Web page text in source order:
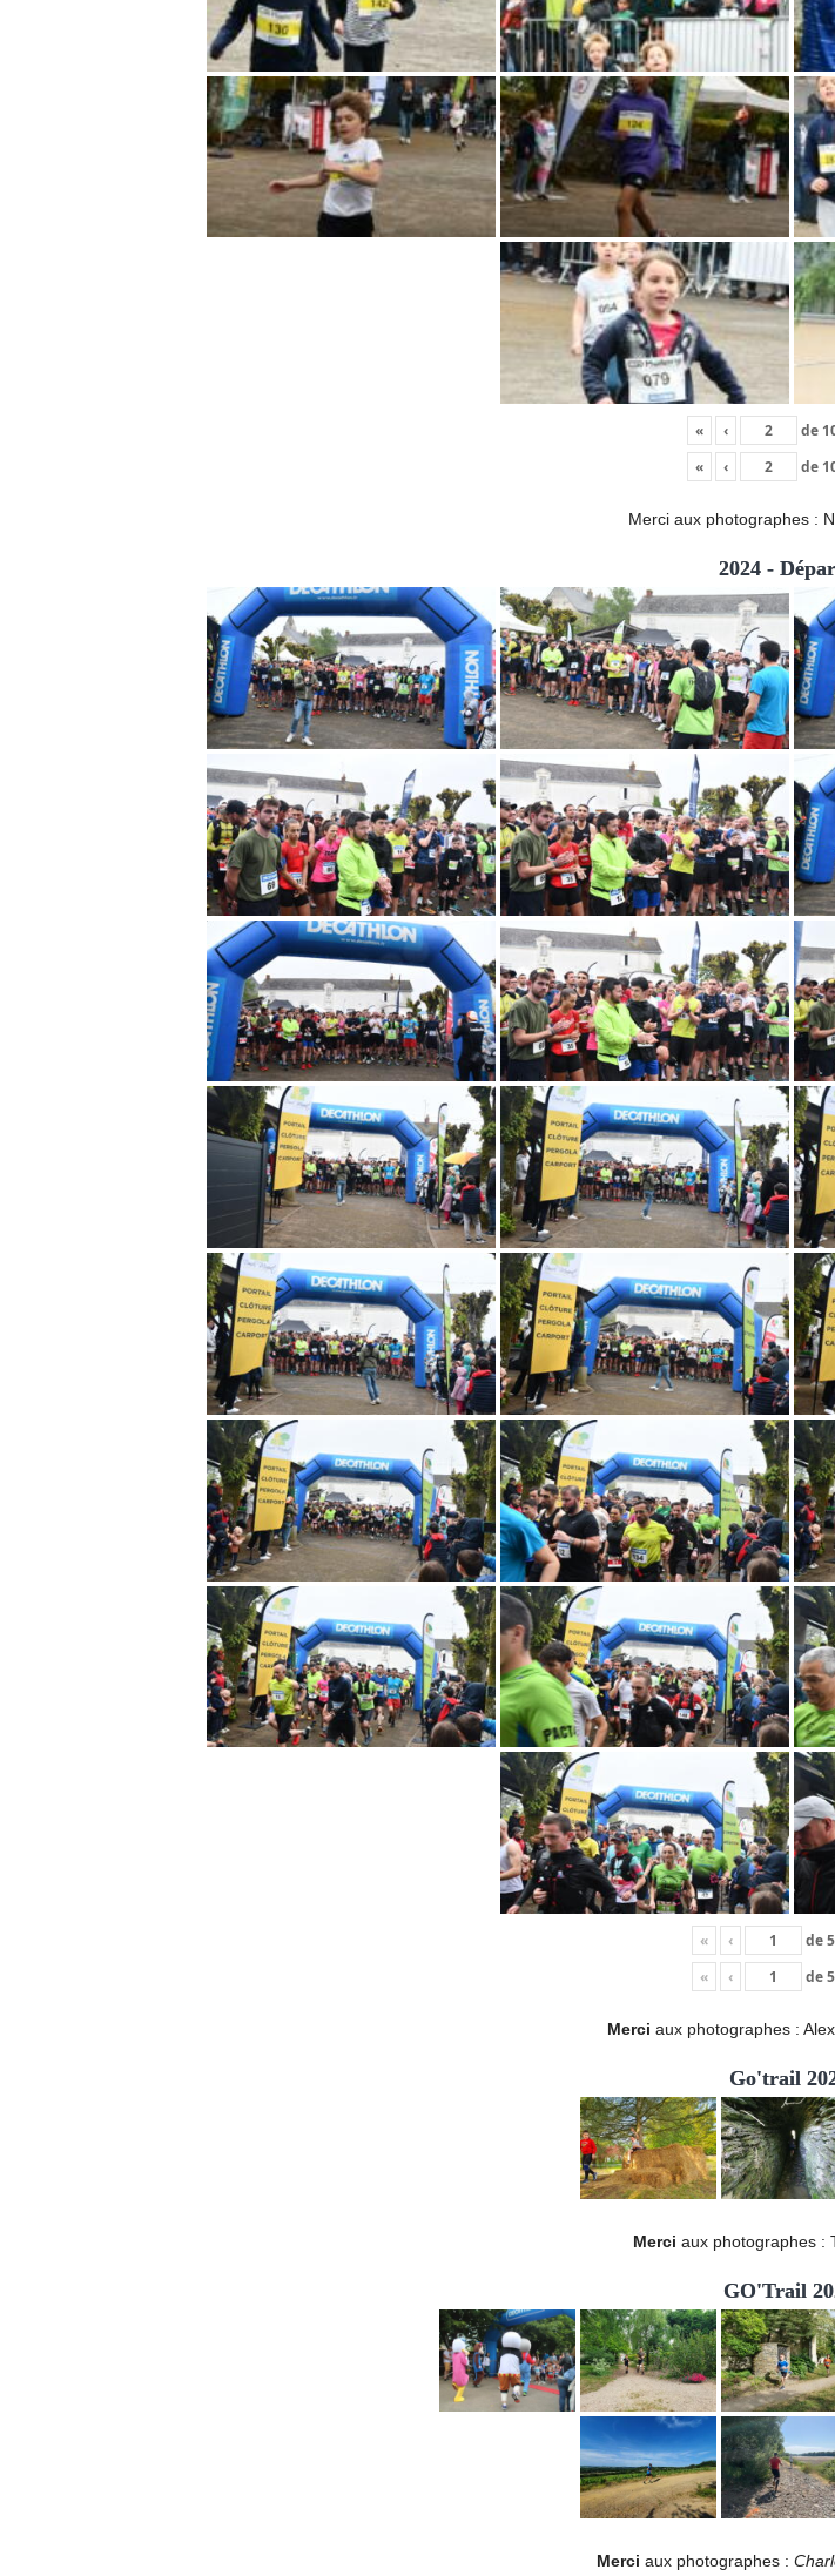
« ‹ de
«
‹ de
Merci aux photographes :
2024 -
« ‹ de5
«
‹ de5
Merci aux photographes :
Go'trail
Merci aux photographes :
GO'Trail
Merci aux photographes :